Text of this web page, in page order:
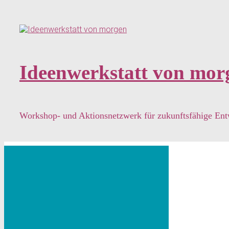
springen
Ideenwerkstatt von
Workshop- und Aktionsnetzwerk für zukunftsfähige